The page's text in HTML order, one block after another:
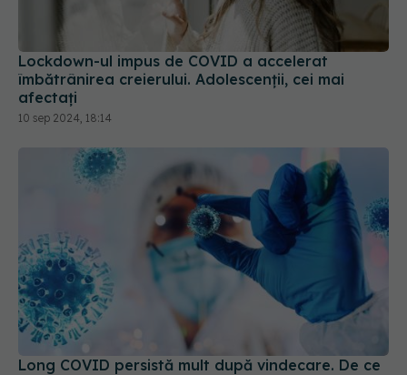
Lockdown-ul impus de COVID a accelerat
îmbătrânirea creierului. Adolescenții, cei mai
afectați
10 sep 2024, 18:14
Long COVID persistă mult după vindecare. De ce
se întâmplă lucrul acesta
14 aug 2025, 20:40